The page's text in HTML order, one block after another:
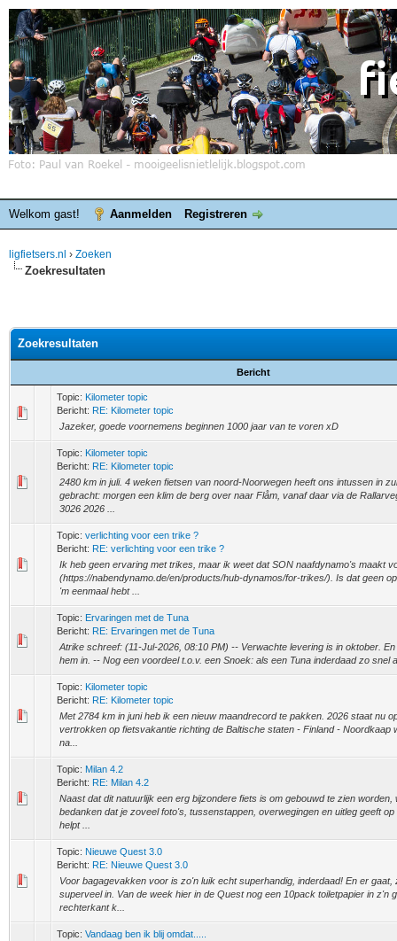
Welkom gast! Aanmelden Registreren
ligfietsers.nl › Zoeken
Zoekresultaten
Zoekresultaten
Bericht
Topic: Kilometer topic
Bericht: RE: Kilometer topic
Jazeker, goede voornemens beginnen 1000 jaar van te voren xD
Topic: Kilometer topic
Bericht: RE: Kilometer topic
2480 km in juli. 4 weken fietsen van noord-Noorwegen heeft ons intussen in
gebracht: morgen een klim de berg over naar Flåm, vanaf daar via de
3026 2026 ...
Topic: verlichting voor een trike ?
Bericht: RE: verlichting voor een trike ?
Ik heb geen ervaring met trikes, maar ik weet dat SON naafdynamo's maakt
(https://nabendynamo.de/en/products/hub-dynamos/for-trikes/). Is dat geen
'm eenmaal hebt ...
Topic: Ervaringen met de Tuna
Bericht: RE: Ervaringen met de Tuna
Atrike schreef: (11-Jul-2026, 08:10 PM) -- Verwachte levering is in oktober.
hem in. -- Nog een voordeel t.o.v. een Snoek: als een Tuna inderdaad zo snel
Topic: Kilometer topic
Bericht: RE: Kilometer topic
Met 2784 km in juni heb ik een nieuw maandrecord te pakken. 2026 staat nu
vertrokken op fietsvakantie richting de Baltische staten - Finland - Noordkaap
na...
Topic: Milan 4.2
Bericht: RE: Milan 4.2
Naast dat dit natuurlijk een erg bijzondere fiets is om gebouwd te zien worden,
bedanken dat je zoveel foto's, tussenstappen, overwegingen en uitleg geeft
helpt ...
Topic: Nieuwe Quest 3.0
Bericht: RE: Nieuwe Quest 3.0
Voor bagagevakken voor is zo'n luik echt superhandig, inderdaad! En er gaat,
superveel in. Van de week hier in de Quest nog een 10pack toiletpapier in z'n
rechterkant k...
Topic: Vandaag ben ik blij omdat.....